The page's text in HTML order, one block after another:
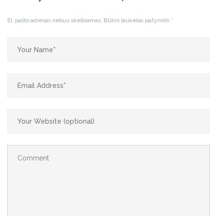
El. pašto adresas nebus skelbiamas. Būtini laukeliai pažymėti *